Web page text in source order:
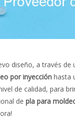
diseño, a través
por inyección hasta
de calidad, para
de pla para